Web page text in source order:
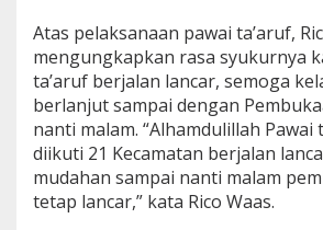
Atas pelaksanaan pawai ta’aruf,
mengungkapkan rasa syukurnya
ta’aruf berjalan lancar, semoga
berlanjut sampai dengan
nanti malam. “Alhamdulillah Pawai
diikuti 21 Kecamatan berjalan
mudahan sampai nanti malam
tetap lancar,” kata Rico Waas.